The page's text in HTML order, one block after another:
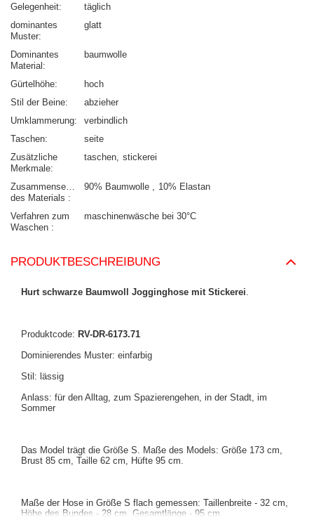
Gelegenheit
täglich
dominantes
Muster
glatt
Dominantes
Material
baumwolle
Gürtelhöhe
hoch
Stil der Beine
abzieher
Umklammerung
verbindlich
Taschen
seite
Zusätzliche
Merkmale
taschen stickerei
Zusammensetzung
des Materials
90% Baumwolle 10% Elastan
Verfahren zum
Waschen
maschinenwäsche bei 30°C
PRODUKTBESCHREIBUNG
Hurt schwarze Baumwoll Jogginghose mit Stickerei
Produktcode: RV-DR-6173.71
Dominierendes Muster: einfarbig
Stil: lässig
Anlass: für den Alltag, zum Spazierengehen, in der Stadt, im
Sommer
Das Model trägt die Größe S. Maße des Models: Größe 173 cm,
Brust 85 cm, Taille 62 cm, Hüfte 95 cm.
Maße der Hose in Größe S flach gemessen: Taillenbreite - 32 cm,
Höhe des Bundes - 28 cm, Gesamtlänge - 95 cm.